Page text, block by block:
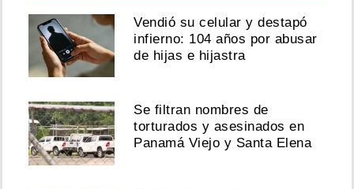
Vendió su celular y destapó
infierno: 104 años por abusar
de hijas e hijastra
Se filtran nombres de
torturados y asesinados en
Panamá Viejo y Santa Elena